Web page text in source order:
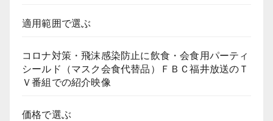
適用範囲で選ぶ
コロナ対策・飛沫感染防止に飲食・会食用パーティ
シールド（マスク会食代替品）ＦＢＣ福井放送のＴ
Ｖ番組での紹介映像
価格で選ぶ